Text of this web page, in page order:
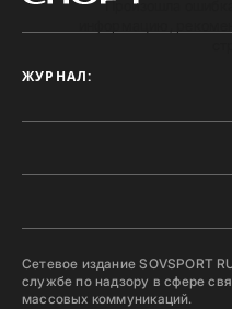
Произошла
ЖУРНАЛ:
Сетевое издание SOVSPORT
службе по надзору в сфере
массовых коммуникаций.